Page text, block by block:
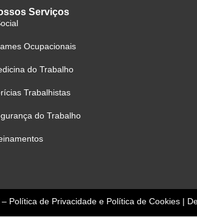
Serviços
Ocupacionais
do Trabalho
Trabalhistas
do Trabalho
– Política de Privacidade e Política de Cookies |